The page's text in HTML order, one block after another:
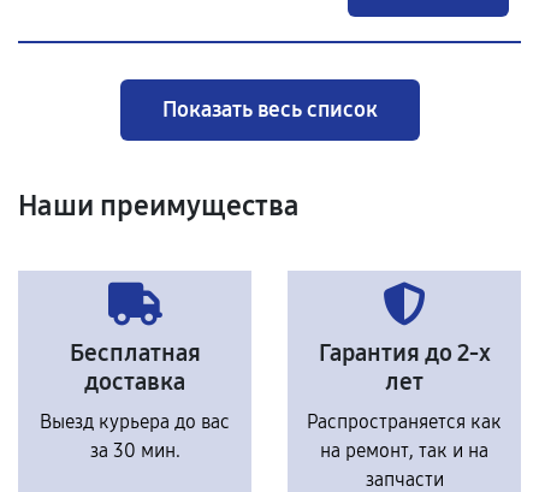
Показать весь список
Наши преимущества
Бесплатная
доставка
Выезд курьера до вас
за 30 мин.
Гарантия до 2-х
лет
Распространяется как
на ремонт, так и на
запчасти